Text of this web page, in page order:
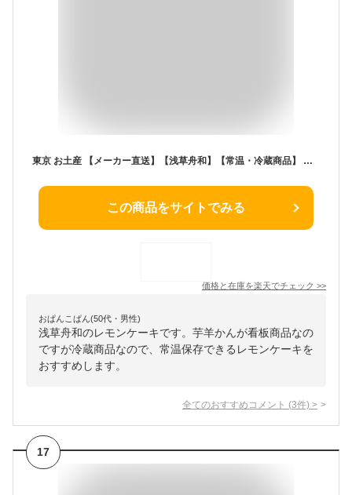
東京 お土産 【メーカー直送】【浅草舟和】【常温・冷蔵商品】 浅草 舟和 すぐれもん 8個入 東京土産 レモンケーキ 和菓子 母の日 父の日 敬老の日 お中元 御中元 お歳暮 御歳暮 内祝い お取り寄せ ギフト プレゼント のし可 【沖縄・離島不可】
この商品をサイトでみる
価格と在庫を楽天でチェック >>
おぱんこぱん(50代・男性)
浅草舟和のレモンケーキです。芋羊かんが看板商品なの
ですが冷蔵商品なので、常温保存できるレモンケーキを
おすすめします。
全てのおすすめコメント (3件) >
17